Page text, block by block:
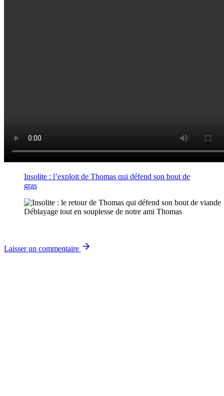
Insolite : l’exploit de Thomas qui défend son bout de
gras
Déblayage tout en souplesse de notre ami Thomas
Laisser un commentaire